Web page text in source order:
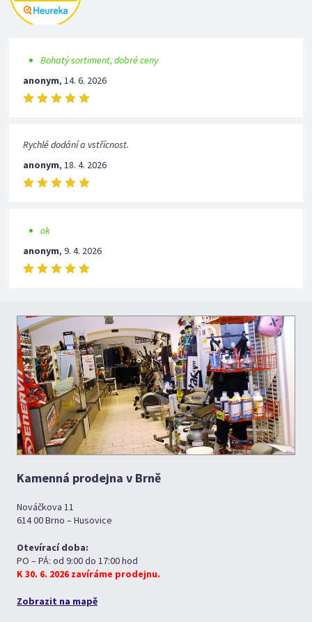
Bohatý sortiment, dobré ceny
anonym,14. 6. 2026
Rychlé dodání a vstřícnost.
anonym,18. 4. 2026
ok
anonym,9. 4. 2026
Kamenná prodejna v Brně
Nováčkova 11
614 00 Brno – Husovice
Otevírací doba:
PO – PÁ: od 9:00 do 17:00 hod
K 30. 6. 2026 zavíráme prodejnu.
Zobrazit na mapě